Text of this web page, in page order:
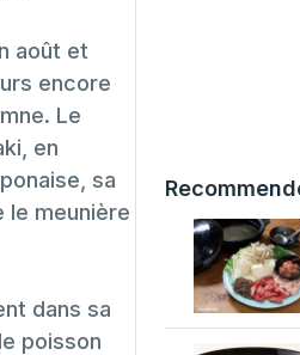
août et
encore
Le
en
sa
le meunière
dans sa
poisson